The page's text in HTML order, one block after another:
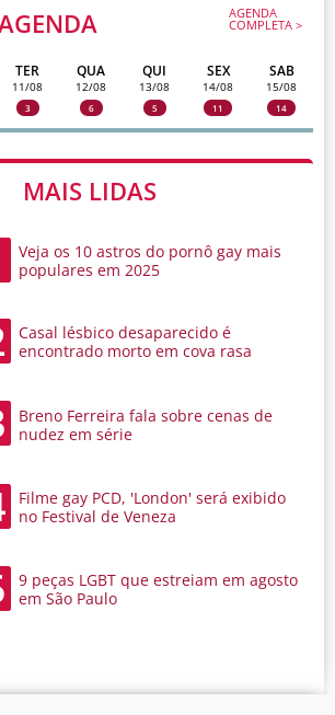
AGENDA
COMPLETA >
TER
11/08
3
QUA
12/08
6
QUI
13/08
5
SEX
14/08
11
SAB
15/08
14
MAIS LIDAS
Veja os 10 astros do pornô gay mais
populares em 2025
Casal lésbico desaparecido é
encontrado morto em cova rasa
Breno Ferreira fala sobre cenas de
nudez em série
Filme gay PCD, 'London' será exibido
no Festival de Veneza
9 peças LGBT que estreiam em agosto
em São Paulo